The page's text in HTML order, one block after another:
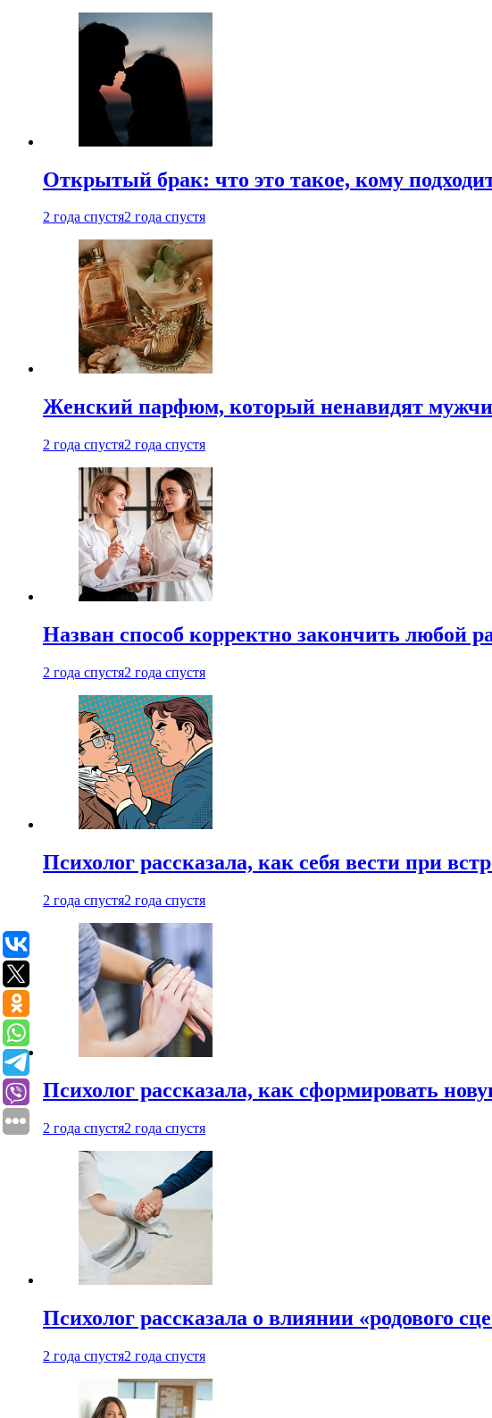
Открытый брак: что это такое, кому
2 года спустя2 года спустя
Женский парфюм, который ненавидят
2 года спустя2 года спустя
Назван способ корректно закончить любой
2 года спустя2 года спустя
Психолог рассказала, как себя вести при
2 года спустя2 года спустя
Психолог рассказала, как сформировать
2 года спустя2 года спустя
Психолог рассказала о влиянии «родового
2 года спустя2 года спустя